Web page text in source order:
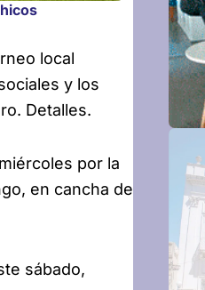
local
y los
Detalles.
por la
en cancha de
sábado,